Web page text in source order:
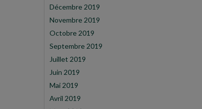
Décembre 2019
Novembre 2019
Octobre 2019
Septembre 2019
Juillet 2019
Juin 2019
Mai 2019
Avril 2019